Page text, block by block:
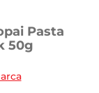
Pasta
50g